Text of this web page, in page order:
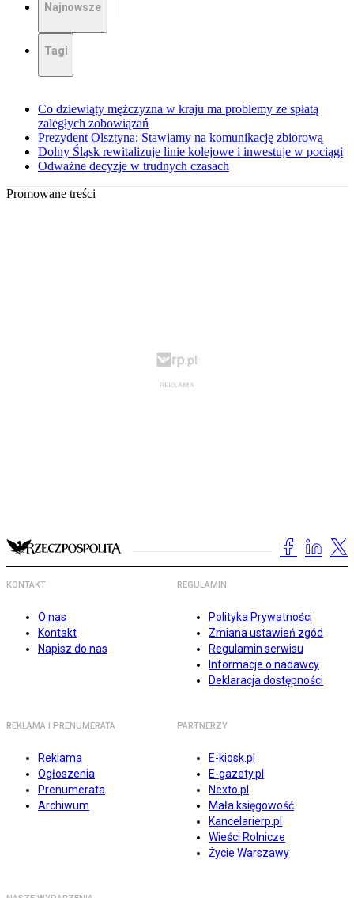
Najnowsze
Tagi
Co dziewiąty mężczyzna w kraju ma problemy ze spłatą
zaległych zobowiązań
Prezydent Olsztyna: Stawiamy na komunikację zbiorową
Dolny Śląsk rewitalizuje linie kolejowe i inwestuje w pociągi
Odważne decyzje w trudnych czasach
Promowane treści
KONTAKT
O nas
Kontakt
Napisz do nas
REGULAMIN
Polityka Prywatności
Zmiana ustawień zgód
Regulamin serwisu
Informacje o nadawcy
Deklaracja dostępności
REKLAMA I PRENUMERATA
Reklama
Ogłoszenia
Prenumerata
Archiwum
PARTNERZY
E-kiosk.pl
E-gazety.pl
Nexto.pl
Mała księgowość
Kancelarierp.pl
Wieści Rolnicze
Życie Warszawy